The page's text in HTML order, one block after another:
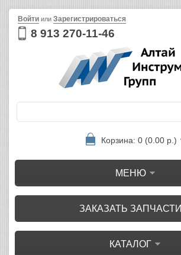
8 913 270-11-46
Войти или Зарегистрироваться
Корзина: 0 (0.00 р.)
МЕНЮ
ЗАКАЗАТЬ ЗАПЧАСТИ
КАТАЛОГ